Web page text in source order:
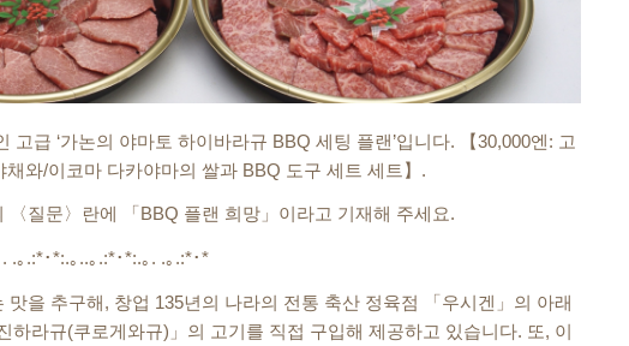
고급 ‘가논의 야마토 하이바라규 BBQ 세팅 플랜’입니다. 【30,000엔: 고
와/이코마 다카야마의 쌀과 BBQ 도구 세트 세트】.
〈질문〉란에 「BBQ 플랜 희망」이라고 기재해 주세요.
.｡.:*･*:.｡..｡.:*･*:.｡. .｡.:*･*
을 추구해, 창업 135년의 나라의 전통 축산 정육점 「우시겐」의 아래
하라규(쿠로게와규)」의 고기를 직접 구입해 제공하고 있습니다. 또, 이